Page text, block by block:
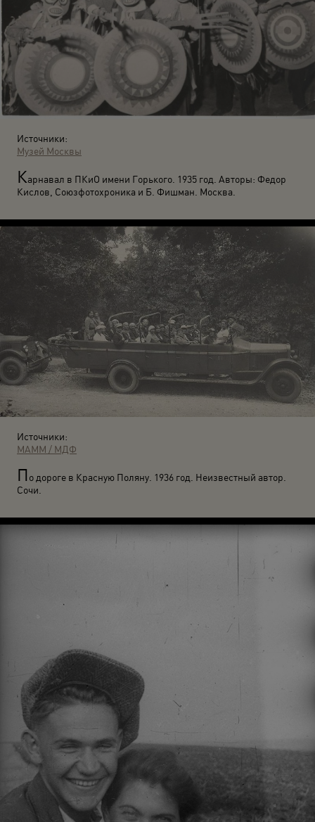
Источники:
Музей Москвы
Карнавал в ПКиО имени Горького. 1935 год. Авторы: Федор
Кислов, Союзфотохроника и Б. Фишман. Москва.
Источники:
МАММ / МДФ
По дороге в Красную Поляну. 1936 год. Неизвестный автор.
Сочи.